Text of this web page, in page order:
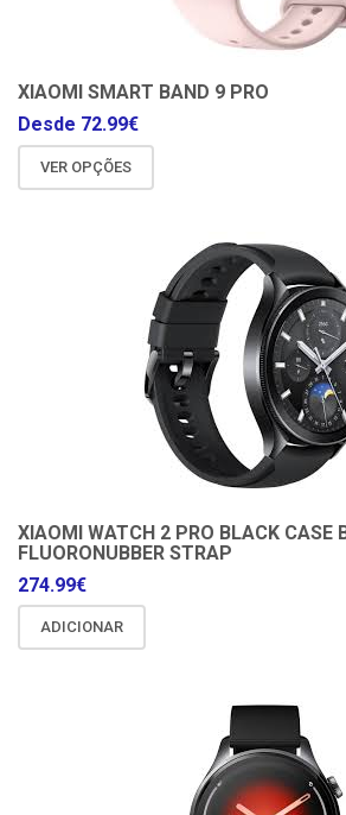
XIAOMI SMART BAND 9 PRO
Desde 72.99€
VER OPÇÕES
XIAOMI WATCH 2 PRO BLACK CASE
FLUORONUBBER STRAP
274.99€
ADICIONAR